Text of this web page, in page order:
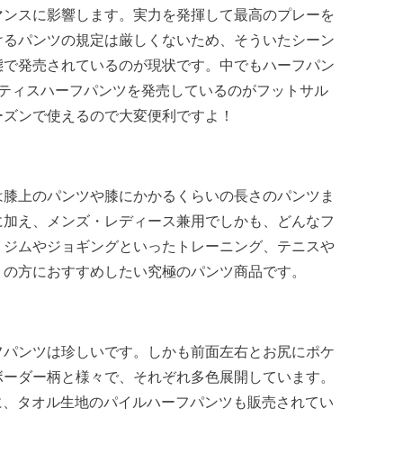
スに影響します。実力を発揮して最高のプレーを
パンツの規定は厳しくないため、そういたシーン
発売されているのが現状です。中でもハーフパン
ィスハーフパンツを発売しているのがフットサル
ンで使えるので大変便利ですよ！
上のパンツや膝にかかるくらいの長さのパンツま
え、メンズ・レディース兼用でしかも、どんなフ
ムやジョギングといったトレーニング、テニスや
方におすすめしたい究極のパンツ商品です。
ンツは珍しいです。しかも前面左右とお尻にポケ
ダー柄と様々で、それぞれ多色展開しています。
タオル生地のパイルハーフパンツも販売されてい